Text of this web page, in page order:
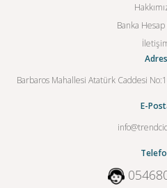
Banka
Adres
Barbaros Mahallesi Atatürk Caddesi
E-